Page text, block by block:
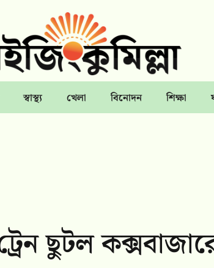
স্বাস্থ্য খেলা বিনোদন শিক্ষা
ছুটল